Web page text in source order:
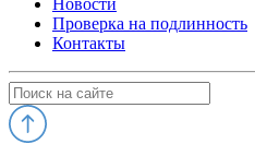
Новости
Проверка на подлинность
Контакты